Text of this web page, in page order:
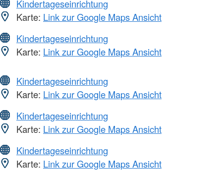
Kindertageseinrichtung
Karte: Link zur Google Maps Ansicht
Kindertageseinrichtung
Karte: Link zur Google Maps Ansicht
Kindertageseinrichtung
Karte: Link zur Google Maps Ansicht
Kindertageseinrichtung
Karte: Link zur Google Maps Ansicht
Kindertageseinrichtung
Karte: Link zur Google Maps Ansicht